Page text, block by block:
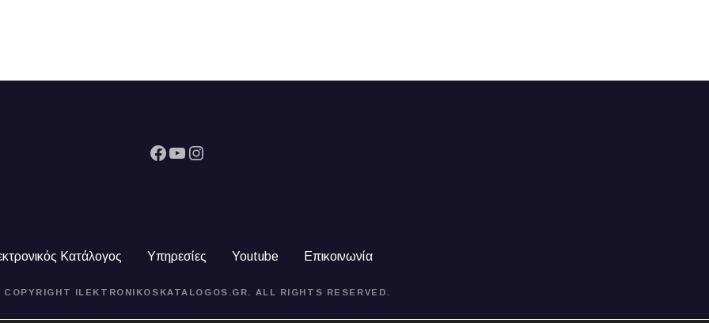
Facebook YouTube Instagram
Κατάλογος Υπηρεσίες Youtube Επικοινωνία
COPYRIGHT ILEKTRONIKOSKATALOGOS.GR. ALL RIGHTS RESERVED.